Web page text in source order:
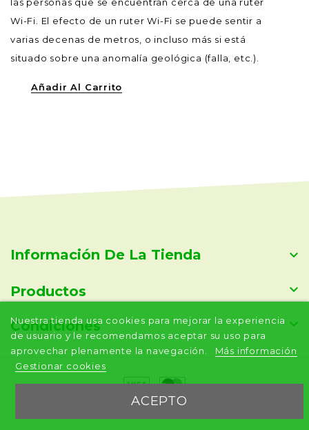
Nuestra tienda usa cookies para mejorar la experiencia
de usuario y le recomendamos aceptar su uso para
aprovechar plenamente la navegación.
Más información
Gestionar cookies
ACEPTO
Wi-Fi. El efecto de un ruter Wi-Fi se puede sentir a
varias decenas de metros, o incluso más si está
situado sobre una anomalía geológica (falla, etc.).
Añadir Al Carrito
Información De La Tienda 
Productos 
Condiciones 
© 2026 - Aveni.io